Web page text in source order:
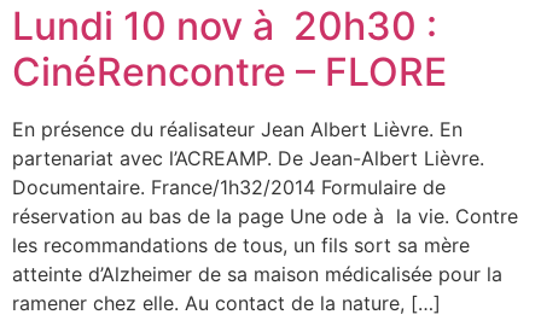
Lundi 10 nov à 20h30 :
CinéRencontre – FLORE
En présence du réalisateur Jean Albert Lièvre. En
partenariat avec l’ACREAMP. De Jean-Albert Lièvre.
Documentaire. France/1h32/2014 Formulaire de
réservation au bas de la page Une ode à la vie. Contre
les recommandations de tous, un fils sort sa mère
atteinte d’Alzheimer de sa maison médicalisée pour la
ramener chez elle. Au contact de la nature, […]